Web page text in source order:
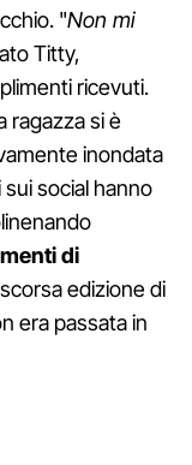
"Non mi
Titty,
ricevuti.
ragazza si è
inondata
social hanno
di
edizione di
era passata in